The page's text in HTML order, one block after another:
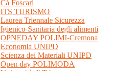
Cà Foscari
ITS TURISMO
Laurea Triennale Sicurezza
Igienico-Sanitaria degli alimenti
OPNEDAY POLIMI-Cremona
Economia UNIPD
Scienza dei Materiali UNIPD
Open day POLIMODA